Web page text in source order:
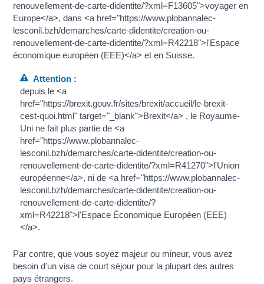
renouvellement-de-carte-didentite/?xml=F13605">voyager en
Europe</a>, dans <a href="https://www.plobannalec-
lesconil.bzh/demarches/carte-didentite/creation-ou-
renouvellement-de-carte-didentite/?xml=R42218">l'Espace
économique européen (EEE)</a> et en Suisse.
Attention :
depuis le <a
href="https://brexit.gouv.fr/sites/brexit/accueil/le-brexit-
cest-quoi.html" target="_blank">Brexit</a> , le Royaume-
Uni ne fait plus partie de <a
href="https://www.plobannalec-
lesconil.bzh/demarches/carte-didentite/creation-ou-
renouvellement-de-carte-didentite/?xml=R41270">l'Union
européenne</a>, ni de <a href="https://www.plobannalec-
lesconil.bzh/demarches/carte-didentite/creation-ou-
renouvellement-de-carte-didentite/?
xml=R42218">l'Espace Économique Européen (EEE)
</a>.
Par contre, que vous soyez majeur ou mineur, vous avez
besoin d'un visa de court séjour pour la plupart des autres
pays étrangers.